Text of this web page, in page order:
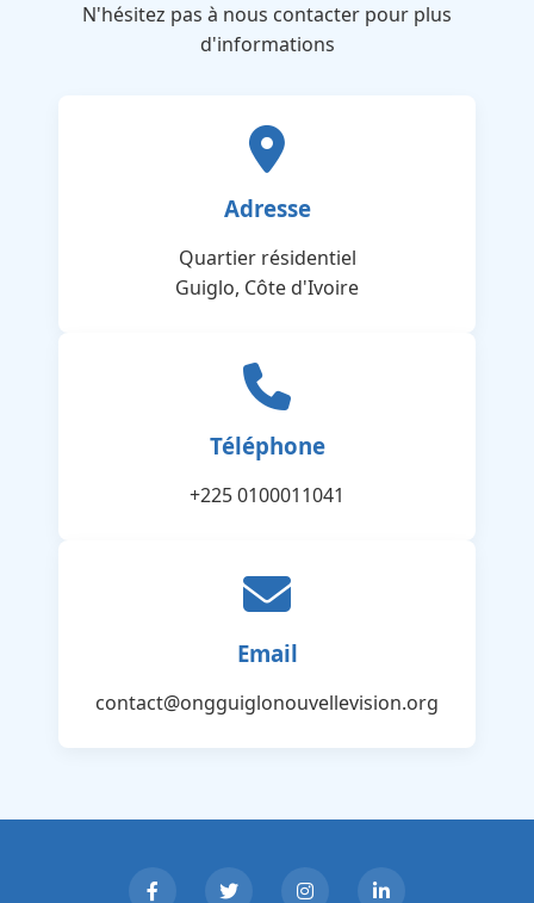
N'hésitez pas à nous contacter pour plus
d'informations
Adresse
Quartier résidentiel
Guiglo, Côte d'Ivoire
Téléphone
+225 0100011041
Email
contact@ongguiglonouvellevision.org